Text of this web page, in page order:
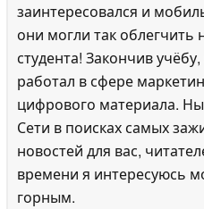
заинтересовался и
они могли так облегчить
студента! Закончив
работал в сфере
цифрового материала.
Сети в поисках самых
новостей для вас,
времени я интересуюсь
горным.